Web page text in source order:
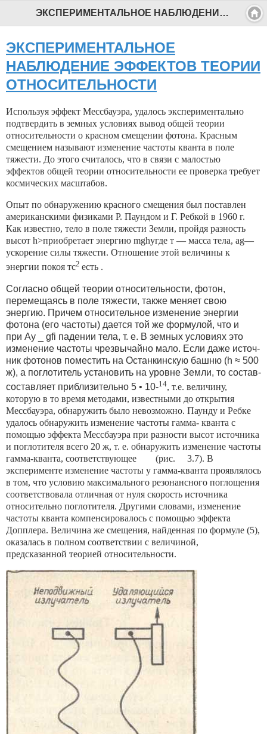
ЭКСПЕРИМЕНТАЛЬНОЕ НАБЛЮДЕНИЕ ЭФФЕКТОВ ТЕОРИИ ОТНОСИТЕЛЬНОСТИ - Профессиональный педагог
ЭКСПЕРИМЕНТАЛЬНОЕ
НАБЛЮДЕНИЕ ЭФФЕКТОВ ТЕОРИИ
ОТНОСИТЕЛЬНОСТИ
Используя эффект Мессбауэра, удалось экспериментально
подтвердить в земных условиях вывод общей теории
относительности о красном смещении фотона. Красным
смещением называют изме­нение частоты кванта в поле
тяжести. До этого считалось, что в связи с малостью
эффектов общей теории относительности ее про­верка требует
космических масштабов.
Опыт по обнаружению красного смещения был поставлен
американскими физиками Р. Паундом и Г. Ребкой в 1960 г.
Как известно, тело в поле тяжести Земли, пройдя разность
высот h>при­обретает энергию mghyгде т — масса тела, ag—
ускорение си­лы тяжести. Отношение этой величины к
энергии покоя тс2 есть .
Согласно общей тео­рии относительности, фотон,
перемещаясь в поле тяжести, также меняет свою
энергию. Причем относительное измене­ние энергии
фотона (его частоты) дается той же формулой, что и
при Ау _ gfi падении тела, т. е. В земных условиях это
изменение частоты чрезвы­чайно мало. Если даже источ­
ник фотонов поместить на Ос­танкинскую башню (h ≈ 500
ж), а поглотитель установить на уровне Земли, то состав­
составляет приблизительно 5 • 10-14, т.е. величину,
которую в то время методами, известными до открытия
Мессбауэра, обнару­жить было невозможно. Паун­ду и Ребке
удалось обнару­жить изменение частоты гамма- кванта с
помощью эффекта Мессбауэра при разности высот источника
и поглотителя всего 20 ж, т. е. обнаружить изменение частоты
гамма-кванта, соответствующее (рис. 3.7). В
эксперименте изменение частоты у гамма-кванта проявлялось
в том, что условию максимального резонансного поглощения
соответствовала отличная от нуля скорость источника
относительно поглотителя. Другими словами, изменение
частоты кванта компенсировалось с помощью эффекта
Допплера. Величина же смещения, найденная по формуле (5),
оказалась в полном соответствии с величиной,
предсказанной теорией относи­тельности.